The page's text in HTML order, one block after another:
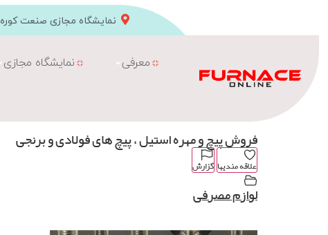
نمایشگاه مجازی صنعت کوره
معرفی نمایشگاه مجازی
فروش پیچ و مهره استیل ، پیچ های فولادی و برنجی
علاقه مندیها گزارش
لوازم مصرفی